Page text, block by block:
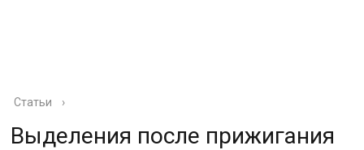
Статьи ›
Выделения после прижигания